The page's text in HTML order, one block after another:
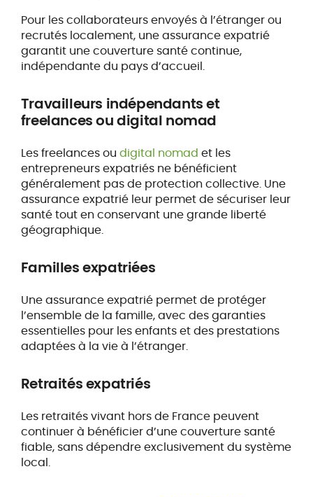
Pour les collaborateurs envoyés à l’étranger ou
recrutés localement, une assurance expatrié
garantit une couverture santé continue,
indépendante du pays d’accueil.
Travailleurs indépendants et
freelances ou digital nomad
Les freelances ou digital nomad et les
entrepreneurs expatriés ne bénéficient
généralement pas de protection collective. Une
assurance expatrié leur permet de sécuriser leur
santé tout en conservant une grande liberté
géographique.
Familles expatriées
Une assurance expatrié permet de protéger
l’ensemble de la famille, avec des garanties
essentielles pour les enfants et des prestations
adaptées à la vie à l’étranger.
Retraités expatriés
Les retraités vivant hors de France peuvent
continuer à bénéficier d’une couverture santé
fiable, sans dépendre exclusivement du système
local.